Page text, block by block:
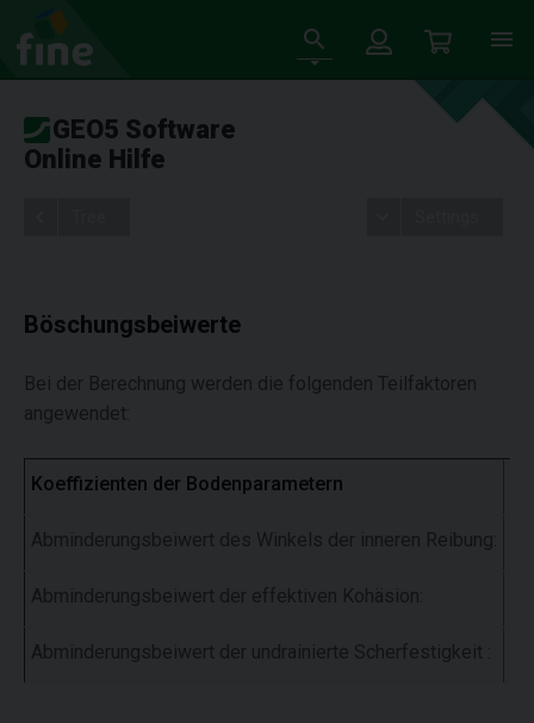
GEO5 Software
Online Hilfe
Böschungsbeiwerte
Bei der Berechnung werden die folgenden Teilfaktoren
angewendet:
Koeffizienten der Bodenparametern
Abminderungsbeiwert des Winkels der inneren Reibung:
Abminderungsbeiwert der effektiven Kohäsion:
Abminderungsbeiwert der undrainierte Scherfestigkeit :